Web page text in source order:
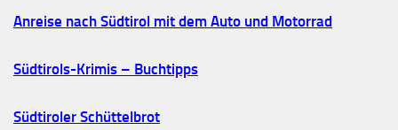
Anreise nach Südtirol mit dem Auto und Motorrad
Südtirols-Krimis – Buchtipps
Südtiroler Schüttelbrot